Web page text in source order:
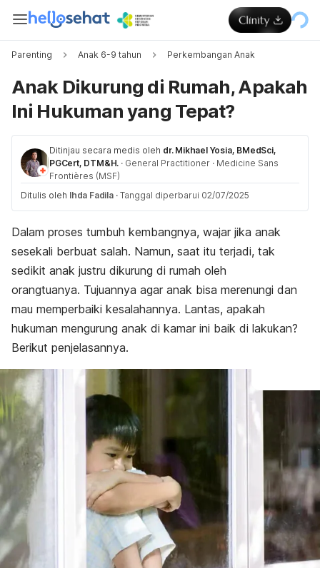
Parenting Anak 6-9 tahun Perkembangan Anak
Anak Dikurung di Rumah, Apakah
Ini Hukuman yang Tepat?
Ditinjau secara medis oleh dr. Mikhael Yosia, BMedSci,
PGCert, DTM&H. · General Practitioner · Medicine Sans
Frontières (MSF)
Ditulis oleh Ihda Fadila · Tanggal diperbarui 02/07/2025
Dalam proses tumbuh kembangnya, wajar jika anak
sesekali berbuat salah. Namun, saat itu terjadi, tak
sedikit anak justru dikurung di rumah oleh
orangtuanya. Tujuannya agar anak bisa merenungi dan
mau memperbaiki kesalahannya. Lantas, apakah
hukuman mengurung anak di kamar ini baik di lakukan?
Berikut penjelasannya.